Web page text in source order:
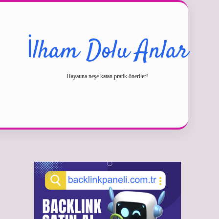
İlham Dolu Anlar
Hayatına neşe katan pratik öneriler!